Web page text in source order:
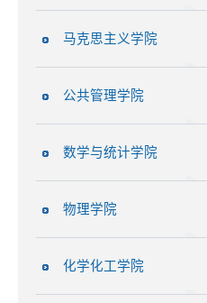
马克思主义学院
公共管理学院
数学与统计学院
物理学院
化学化工学院